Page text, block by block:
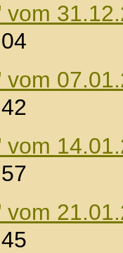
vom
vom
vom
vom